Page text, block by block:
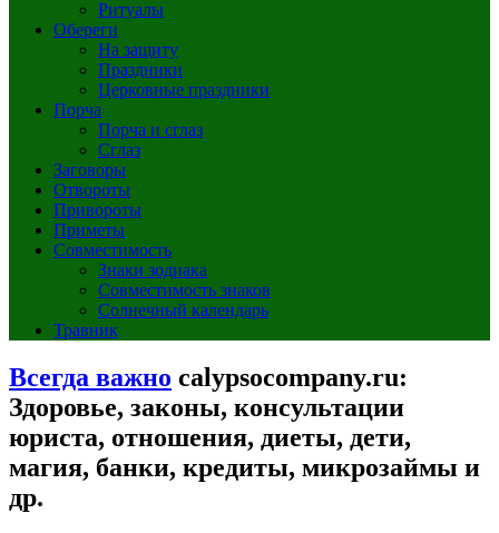
Ритуалы
Обереги
На защиту
Праздники
Церковные праздники
Порча
Порча и сглаз
Сглаз
Заговоры
Отвороты
Привороты
Приметы
Совместимость
Знаки зодиака
Совместимость знаков
Солнечный календарь
Травник
Всегда важно calypsocompany.ru:
Здоровье, законы, консультации
юриста, отношения, диеты, дети,
магия, банки, кредиты, микрозаймы и
др.